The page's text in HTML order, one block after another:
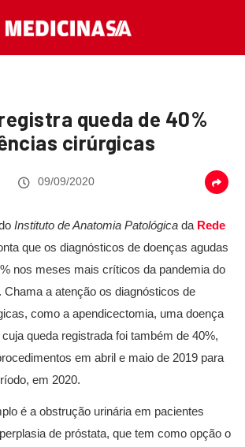
registra queda de 40%
cirúrgicas
09/09/2020
Instituto de Anatomia Patológica da Rede
que os diagnósticos de doenças agudas
nos meses mais críticos da pandemia do
. Chama a atenção os diagnósticos de
como a apendicectomia, uma doença
queda registrada foi também de 40%,
em abril e maio de 2019 para
em 2020.
é a obstrução urinária em pacientes
de próstata, que tem como opção o